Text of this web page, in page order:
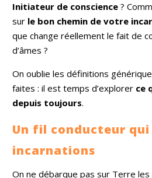
Initiateur de conscience ?
sur le bon chemin de votre
que change réellement le fait de
d’âmes ?
On oublie les définitions
faites : il est temps d’explorer ce
depuis toujours.
Un fil conducteur
incarnations
On ne débarque pas sur Terre